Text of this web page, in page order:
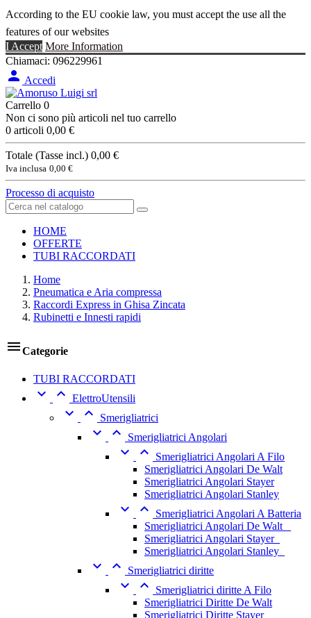
According to the EU cookie law, you must accept the use all the
features of our websites
I Accept More Information
Chiamaci: 096229961
 Accedi
Carrello 0
Non ci sono più articoli nel tuo carrello
0 articoli 0,00 €
Totale (Tasse incl.) 0,00 €
Iva inclusa 0,00 €
Processo di acquisto
HOME
OFFERTE
TUBI RACCORDATI
Home
Pneumatica e Aria compressa
Raccordi Express in Ghisa Zincata
Rubinetti e Innesti rapidi
Categorie
TUBI RACCORDATI
  ElettroUtensili
  Smerigliatrici
  Smerigliatrici Angolari
 
Smerigliatrici Angolari A Filo
Smerigliatrici Angolari De Walt
Smerigliatrici Angolari Stayer
Smerigliatrici Angolari Stanley
 
Smerigliatrici Angolari A Batteria
Smerigliatrici Angolari De Walt _
Smerigliatrici Angolari Stayer_
Smerigliatrici Angolari Stanley_
  Smerigliatrici diritte
 
Smerigliatrici diritte A Filo
Smerigliatrici Diritte De Walt
Smerigliatrici Diritte Stayer